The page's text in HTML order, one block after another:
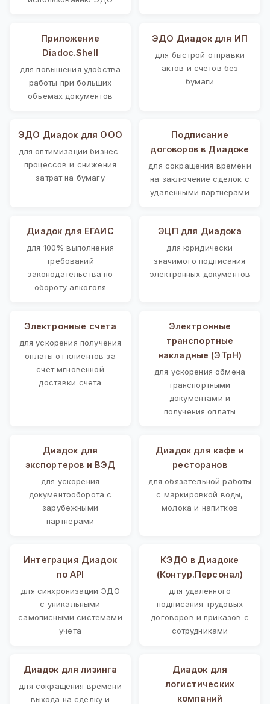
Приложение
Diadoc.Shell
для повышения удобства
работы при больших
объемах документов
ЭДО Диадок для ИП
для быстрой отправки
актов и счетов без
бумаги
ЭДО Диадок для ООО
для оптимизации бизнес-
процессов и снижения
затрат на бумагу
Подписание
договоров в Диадоке
для сокращения времени
на заключение сделок с
удаленными партнерами
Диадок для ЕГАИС
для 100% выполнения
требований
законодательства по
обороту алкоголя
ЭЦП для Диадока
для юридически
значимого подписания
электронных документов
Электронные счета
для ускорения получения
оплаты от клиентов за
счет мгновенной
доставки счета
Электронные
транспортные
накладные (ЭТрН)
для ускорения обмена
транспортными
документами и
получения оплаты
Диадок для
экспортеров и ВЭД
для ускорения
документооборота с
зарубежными
партнерами
Диадок для кафе и
ресторанов
для обязательной работы
с маркировкой воды,
молока и напитков
Интеграция Диадок
по API
для синхронизации ЭДО
с уникальными
самописными системами
учета
КЭДО в Диадоке
(Контур.Персонал)
для удаленного
подписания трудовых
договоров и приказов с
сотрудниками
Диадок для лизинга
для сокращения времени
выхода на сделку и
Диадок для
логистических
компаний